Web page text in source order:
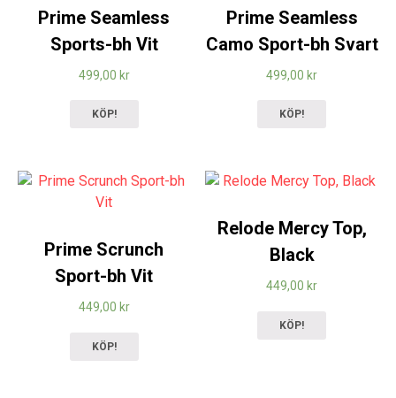
Prime Seamless
Sports-bh Vit
499,00 kr
KÖP!
Prime Seamless
Camo Sport-bh Svart
499,00kr
KÖP!
Prime Scrunch
Sport-bh Vit
449,00 kr
KÖP!
Relode Mercy Top,
Black
449,00 kr
KÖP!